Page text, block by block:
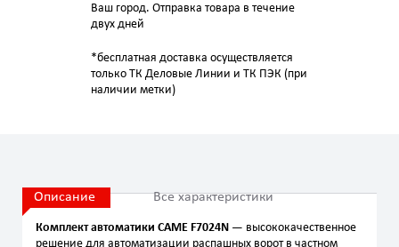
Ваш город. Отправка товара в течение
двух дней
*бесплатная доставка осуществляется
только ТК Деловые Линии и ТК ПЭК (при
наличии метки)
Описание Все характеристики
Комплект автоматики CAME F7024N — высококачественное
решение для автоматизации распашных ворот в частном